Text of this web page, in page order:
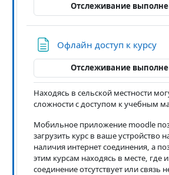
Отслеживание
Офлайн доступ к курсу
Отслеживание
Находясь в сельской местности
сложности с доступом к учебным
Мобильное приложение moodle
загрузить курс в ваше устройство
наличия интернет соединения, а
этим курсам находясь в месте, где
соединение отсутствует или связь